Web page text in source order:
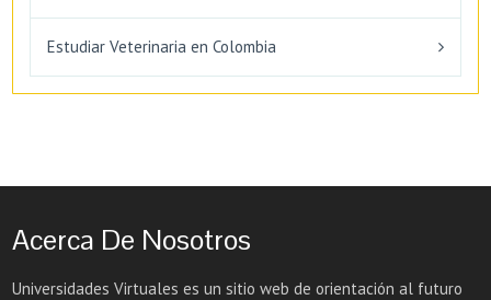
Estudiar Veterinaria en Colombia
Acerca De Nosotros
Universidades Virtuales es un sitio web de orientación al futuro